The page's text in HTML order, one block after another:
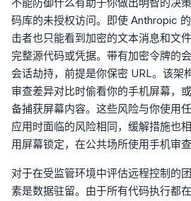
码库的未授权访问。即使 Anthropic
击者也只能看到加密的文本消息和文
完整源代码或凭据。带有加密令牌的
会话劫持，前提是你保密 URL。该架
审查差异对比时偷看你的手机屏幕，
备捕获屏幕内容。这些风险与你使用
应用时面临的风险相同，缓解措施也
用屏幕锁定，在公共场所使用手机审
对于在受监管环境中评估远程控制的
素是数据驻留。由于所有代码执行都